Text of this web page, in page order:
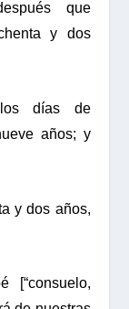
que
y dos
días de
años; y
y dos años,
[“consuelo,